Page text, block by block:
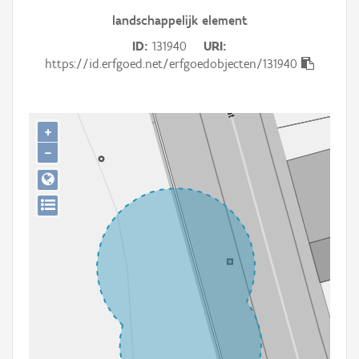
Gebeurtenis
Downloads
Hergebruik
Aanmelden
landschappelijk element
ID 131940
URI
https://id.erfgoed.net/erfgoedobjecten/131940
+
−